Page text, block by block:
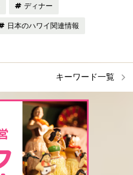
ディナー
日本のハワイ関連情報
キーワード一覧